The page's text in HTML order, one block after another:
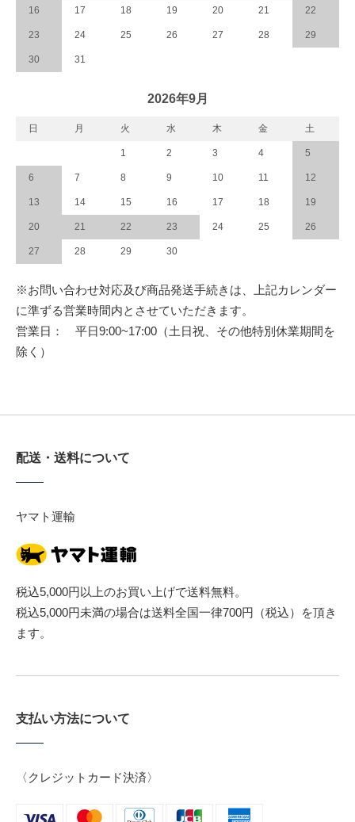
16 17 18 19 20 21 22
23 24 25 26 27 28 29
30 31
2026年9月
日 月 火 水 木 金 土
1 2 3 4 5
6 7 8 9 10 11 12
13 14 15 16 17 18 19
20 21 22 23 24 25 26
27 28 29 30
※お問い合わせ対応及び商品発送手続きは、上記カレンダー
に準ずる営業時間内とさせていただきます。
営業日： 平日9:00~17:00（土日祝、その他特別休業期間を
除く）
配送・送料について
ヤマト運輸
税込5,000円以上のお買い上げで送料無料。
税込5,000円未満の場合は送料全国一律700円（税込）を頂き
ます。
支払い方法について
〈クレジットカード決済〉